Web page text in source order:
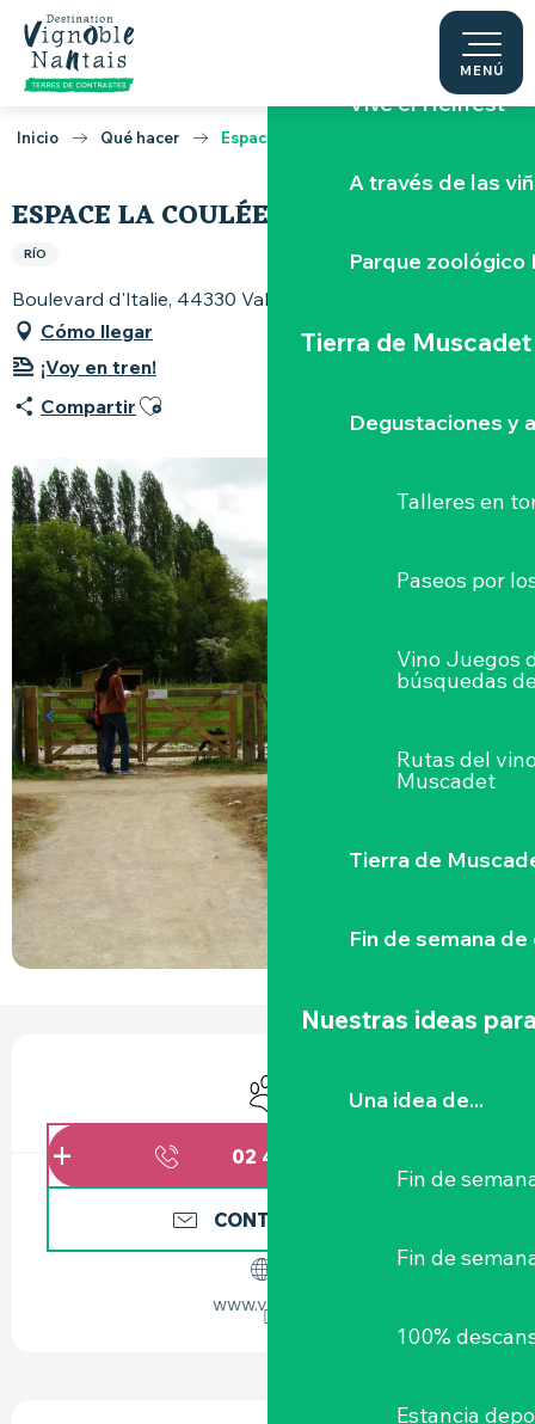
Aller
contenu
principal
MENÚ
La Maine
Vive el Hellfest
A través de las
Parque zoológico
Tierra de Muscadet
Degustaciones y
Talleres en
Paseos por
Vino Juegos
búsquedas
Rutas del
Muscadet
Tierra de
Fin de semana
Nuestras ideas
Una idea de...
Fin de
Fin de
100%
Estancia
Inicio Qué hacer Espace La Coulée de la Logne
ESPACE LA COULÉE DE LA LOGNE
RÍO
Boulevard d'Italie, 44330 Vallet
Cómo llegar
¡Voy en tren!
Compartir Ajouter aux favoris
Se aceptan animales
02 40 33 92
CONTÁCTENOS
www.vallet.fr